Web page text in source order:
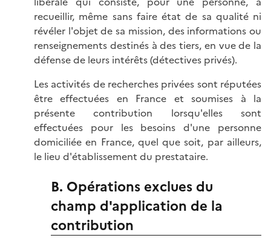
recueillir, même sans faire état de sa qualité ni
révéler l'objet de sa mission, des informations ou
renseignements destinés à des tiers, en vue de la
défense de leurs intérêts (détectives privés).
Les activités de recherches privées sont réputées
être effectuées en France et soumises à la
présente contribution lorsqu'elles sont
effectuées pour les besoins d'une personne
domiciliée en France, quel que soit, par ailleurs,
le lieu d'établissement du prestataire.
B. Opérations exclues du
champ d'application de la
contribution